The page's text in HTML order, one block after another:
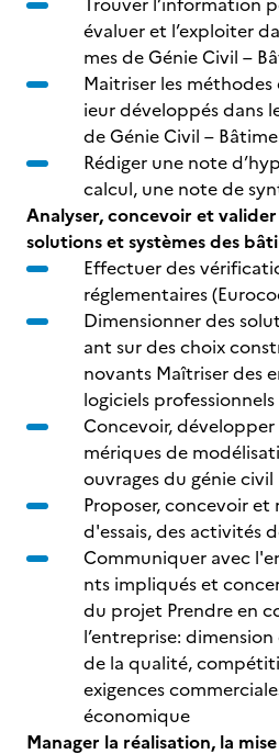
évaluer et l’exploiter
mes de Génie Civil –
Maitriser les méthodes
ieur développés dans
de Génie Civil –
Rédiger une note
calcul, une note de
Analyser, concevoir et valider
solutions et systèmes des
Effectuer des
réglementaires
Dimensionner des
ant sur des choix
novants Maîtriser des
logiciels professionnels
Concevoir,
mériques de
ouvrages du génie civil
Proposer, concevoir
d'essais, des activités
Communiquer avec
nts impliqués et
du projet Prendre en
l’entreprise:
de la qualité,
exigences
économique
Manager la réalisation, la